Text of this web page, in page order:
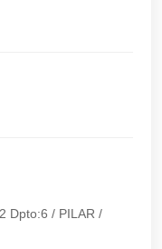
Dpto:6 / PILAR /